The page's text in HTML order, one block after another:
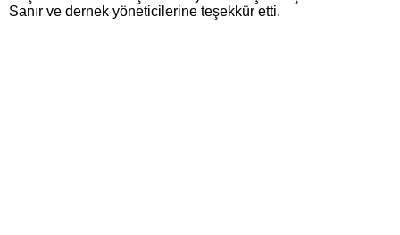
Sanır ve dernek yöneticilerine teşekkür etti.